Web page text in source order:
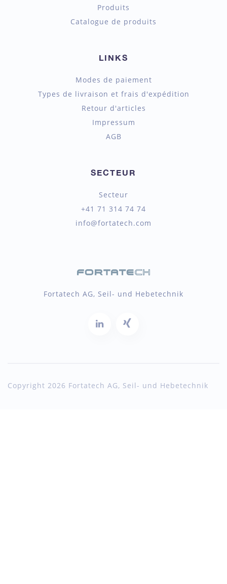
Produits
Catalogue de produits
LINKS
Modes de paiement
Types de livraison et frais d'expédition
Retour d'articles
Impressum
AGB
SECTEUR
Secteur
+41 71 314 74 74
info@fortatech.com
Fortatech AG, Seil- und Hebetechnik
Copyright 2026 Fortatech AG, Seil- und Hebetechnik